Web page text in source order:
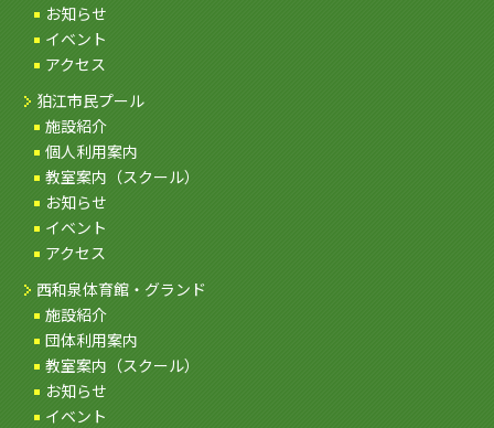
お知らせ
イベント
アクセス
狛江市民プール
施設紹介
個人利用案内
教室案内（スクール）
お知らせ
イベント
アクセス
西和泉体育館・グランド
施設紹介
団体利用案内
教室案内（スクール）
お知らせ
イベント